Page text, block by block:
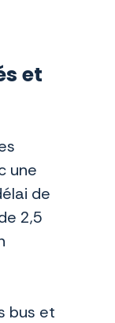
et
une
de
2,5
bus et